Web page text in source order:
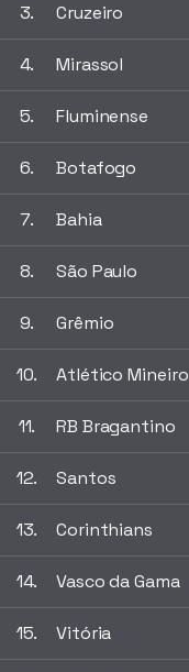
3. Cruzeiro
4. Mirassol
5. Fluminense
6. Botafogo
7. Bahia
8. São Paulo
9. Grêmio
10. Atlético Mineiro
11. RB Bragantino
12. Santos
13. Corinthians
14. Vasco da Gama
15. Vitória